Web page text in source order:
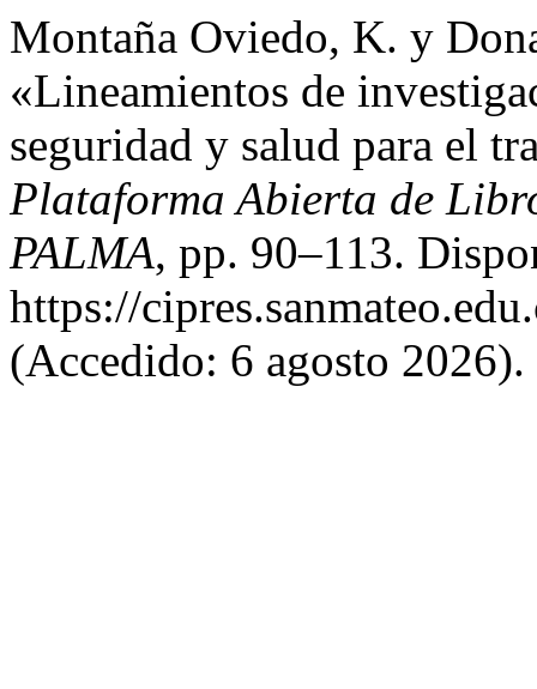
Montaña Oviedo, K. y
«Lineamientos de
seguridad y salud para el
Plataforma Abierta de
PALMA, pp. 90–113.
https://
(Accedido: 6 agosto 2026).